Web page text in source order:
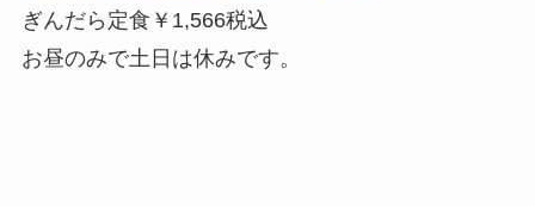
ぎんだら定食￥1,566税込
お昼のみで土日は休みです。